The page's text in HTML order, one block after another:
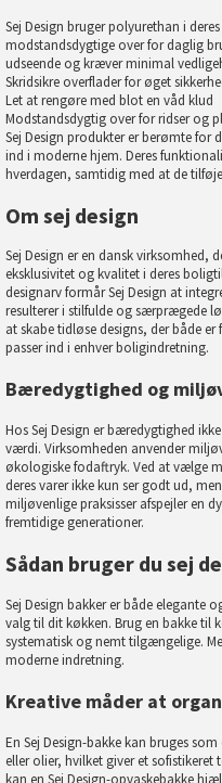
Sej Design bruger polyurethan i
modstandsdygtige over for daglig
udseende og kræver minimal
Skridsikre overflader for øget
Let at rengøre med blot en våd klud
Modstandsdygtig over for ridser og
Sej Design produkter er berømte for
ind i moderne hjem. Deres
hverdagen, samtidig med at de
Om sej design
Sej Design er en dansk virksomhed,
eksklusivitet og kvalitet i deres
designarv formår Sej Design at
resulterer i stilfulde og særprægede
at skabe tidløse designs, der både
passer ind i enhver boligindretning.
Bæredygtighed og
Hos Sej Design er bæredygtighed
værdi. Virksomheden anvender
økologiske fodaftryk. Ved at vælge
deres varer ikke kun ser godt ud,
miljøvenlige praksisser afspejler en
fremtidige generationer.
Sådan bruger du sej
Sej Design bakker er både elegante
valg til dit køkken. Brug en bakke til
systematisk og nemt tilgængelige.
moderne indretning.
Kreative måder at
En Sej Design-bakke kan bruges
eller olier, hvilket giver et
kan en Sej Design-opvaskebakke